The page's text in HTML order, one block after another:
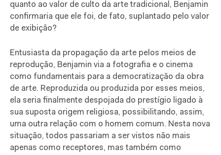
quanto ao valor de culto da arte tradicional, Benjamin
confirmaria que ele foi, de fato, suplantado pelo valor
de exibição?
Entusiasta da propagação da arte pelos meios de
reprodução, Benjamin via a fotografia e o cinema
como fundamentais para a democratização da obra
de arte. Reproduzida ou produzida por esses meios,
ela seria finalmente despojada do prestígio ligado à
sua suposta origem religiosa, possibilitando, assim,
uma outra relação com o homem comum. Nesta nova
situação, todos passariam a ser vistos não mais
apenas como receptores, mas também como